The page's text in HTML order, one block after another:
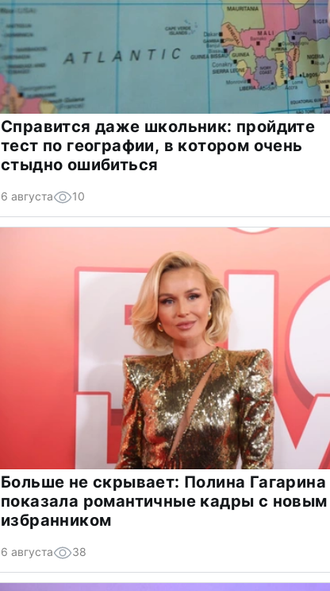
Справится даже школьник: пройдите
тест по географии, в котором очень
стыдно ошибиться
6 августа 10
Больше не скрывает: Полина Гагарина
показала романтичные кадры с новым
избранником
6 августа 38